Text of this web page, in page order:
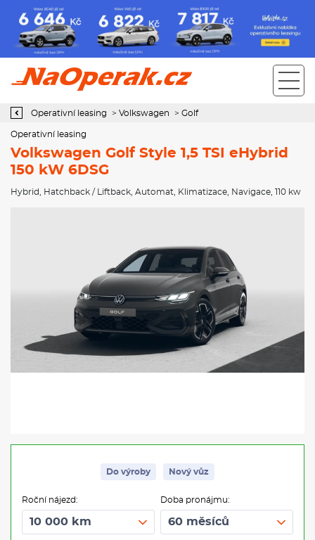
Operativní leasing Volkswagen Golf Style 1,5 TSI eHybrid 150 kW
Operativní leasing > Volkswagen > Golf
Operativní leasing
Volkswagen Golf Style 1,5 TSI eHybrid
150 kW 6DSG
Hybrid Hatchback / Liftback Automat Klimatizace Navigace , 110 kw
Do výroby Nový vůz
Roční nájezd: Doba pronájmu: